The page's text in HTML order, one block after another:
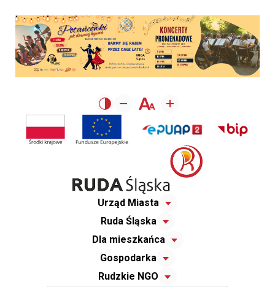
Urząd Miasta
Ruda Śląska
Dla mieszkańca
Gospodarka
Rudzkie NGO